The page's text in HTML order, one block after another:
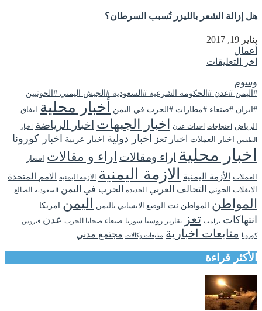
هل إزالة الشعر بالليزر تُسبب السرطان؟
يناير 19, 2017
أعمال
اخر التعليقات
وسوم
#اليمن #عدن #الحكومة الشرعية #السعودية #الجيش اليمني #الحوثيين
#ايران #صنعاء #مطارات #الحرب في اليمن
أخبار محلية
اتفاق
الرياض
احتجاجات احداث عدن اخبار الجبهات اخبار الرياضة اخبار
الطقس
اخبار العملات اخبار تعز اخبار دولية اخبار عربية اخبار كورونا
اخبار محلية اراء ومقالات اراء و مقالات اسعار
العملات الأزمة اليمنية الازمة اليمنية الازمه اليمنيه الامم المتحدة
الانقلاب الحوثي التحالف العربي الحديدة الحرب في اليمن السعودية الضالع
المواطن المواطن نت الوضع الانساني باليمن اليمن امريكا
انتهاكات ترامب تعز تقارير روسيا سوريا صنعاء ضحايا الحرب عدن فيروس
كورونا متابعات اخبارية متابعات وكالات مجتمع مدني
الأكثر قراءة